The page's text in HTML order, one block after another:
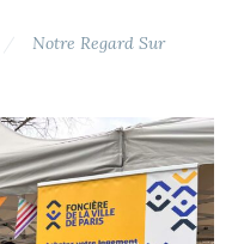
Notre Regard Sur